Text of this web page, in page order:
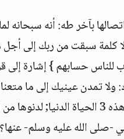
بآخر طه: أنه سبحانه
كلمة سبقت من ربك إلى
حسابهم } إشارة إلى
ولا تمدن عينيك إلى ما
فإن قرب الساعة يقتضي الإعراض عن هذه
-صلى الله عليه وسلم-